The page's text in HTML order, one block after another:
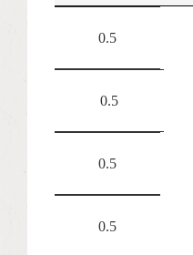
0.5
0.5
0.5
0.5